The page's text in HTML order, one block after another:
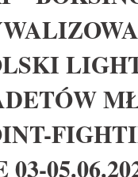
03-